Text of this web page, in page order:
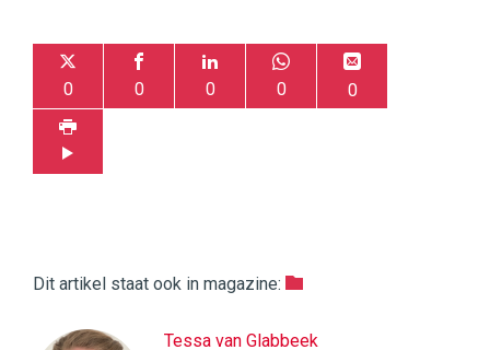
0 0 0 0 0
Dit artikel staat ook in magazine:
Tessa van Glabbeek